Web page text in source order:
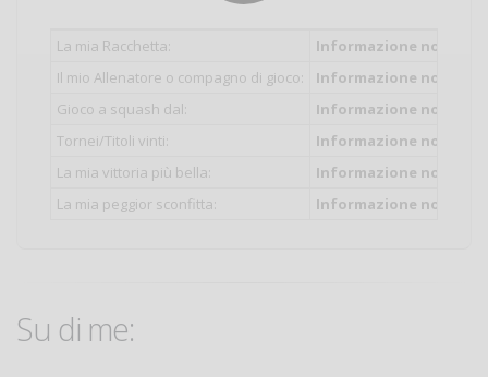
La mia Racchetta:
Informazione non
Il mio Allenatore o compagno di gioco:
Informazione non
Gioco a squash dal:
Informazione non
Tornei/Titoli vinti:
Informazione non
La mia vittoria più bella:
Informazione non
La mia peggior sconfitta:
Informazione non
Su di me: